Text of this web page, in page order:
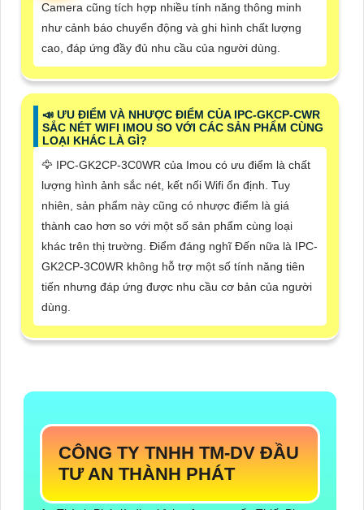
Camera cũng tích hợp nhiều tính năng thông minh
như cảnh báo chuyển động và ghi hình chất lượng
cao, đáp ứng đầy đủ nhu cầu của người dùng.
📣 ƯU ĐIỂM VÀ NHƯỢC ĐIỂM CỦA IPC-GKCP-CWR
SẮC NÉT WIFI IMOU SO VỚI CÁC SẢN PHẨM CÙNG
LOẠI KHÁC LÀ GÌ?
🦅 IPC-GK2CP-3C0WR của Imou có ưu điểm là chất
lượng hình ảnh sắc nét, kết nối Wifi ổn định. Tuy
nhiên, sản phẩm này cũng có nhược điểm là giá
thành cao hơn so với một số sản phẩm cùng loại
khác trên thị trường. Điểm đáng nghĩ Đến nữa là IPC-
GK2CP-3C0WR không hỗ trợ một số tính năng tiên
tiến nhưng đáp ứng được nhu cầu cơ bản của người
dùng.
CÔNG TY TNHH TM-DV ĐẦU
TƯ AN THÀNH PHÁT